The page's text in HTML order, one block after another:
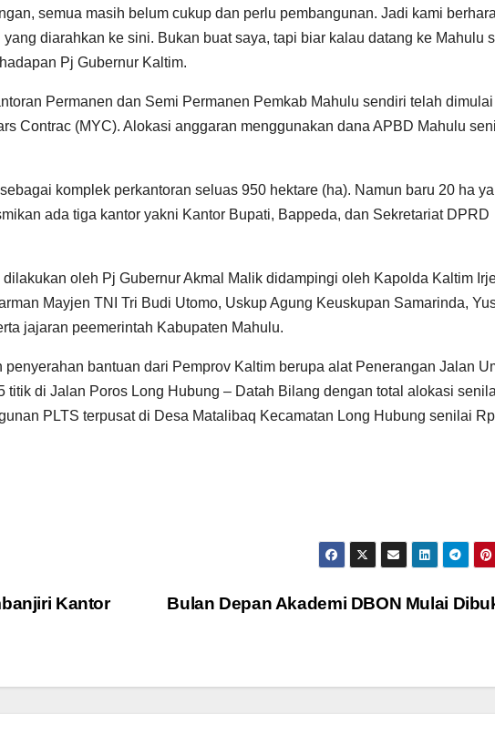
semua masih belum cukup dan perlu pembangunan. Jadi kami
diarahkan ke sini. Bukan buat saya, tapi biar kalau datang ke Mahulu
Pj Gubernur Kaltim.
Permanen dan Semi Permanen Pemkab Mahulu sendiri telah dimulai
Contrac (MYC). Alokasi anggaran menggunakan dana APBD Mahulu
komplek perkantoran seluas 950 hektare (ha). Namun baru 20 ha
ada tiga kantor yakni Kantor Bupati, Bappeda, dan Sekretariat DPRD
oleh Pj Gubernur Akmal Malik didampingi oleh Kapolda Kaltim
Mayjen TNI Tri Budi Utomo, Uskup Agung Keuskupan Samarinda,
jajaran peemerintah Kabupaten Mahulu.
bantuan dari Pemprov Kaltim berupa alat Penerangan Jalan
titik di Jalan Poros Long Hubung – Datah Bilang dengan total alokasi
PLTS terpusat di Desa Matalibaq Kecamatan Long Hubung senilai
Bulan Depan Akademi DBON Mulai
Kantor